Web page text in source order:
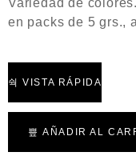
Variedad de
en packs de 5 grs.,
VISTA RÁPIDA
AÑADIR AL